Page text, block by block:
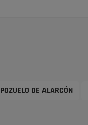
POZUELO DE ALARCÓN